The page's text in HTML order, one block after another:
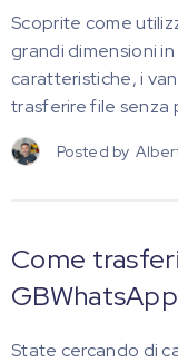
Scoprite come
grandi dimensioni
caratteristiche, i
trasferire file senza
Posted by
Come
State cercando di